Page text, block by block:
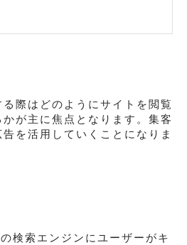
際はどのようにサイトを閲覧
が主に焦点となります。集客
を活用していくことになりま
検索エンジンにユーザーがキ